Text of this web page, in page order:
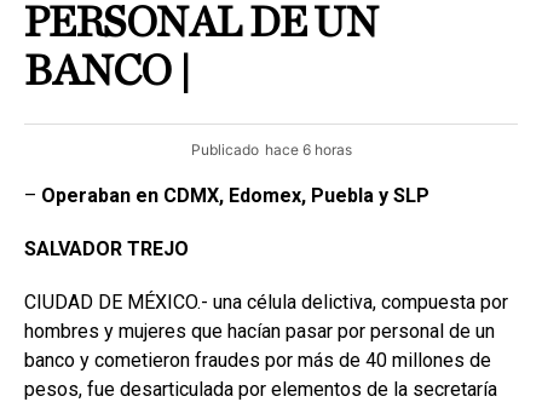
PERSONAL DE UN
BANCO |
Publicado hace 6 horas
– Operaban en CDMX, Edomex, Puebla y SLP
SALVADOR TREJO
CIUDAD DE MÉXICO.- una célula delictiva, compuesta por
hombres y mujeres que hacían pasar por personal de un
banco y cometieron fraudes por más de 40 millones de
pesos, fue desarticulada por elementos de la secretaría